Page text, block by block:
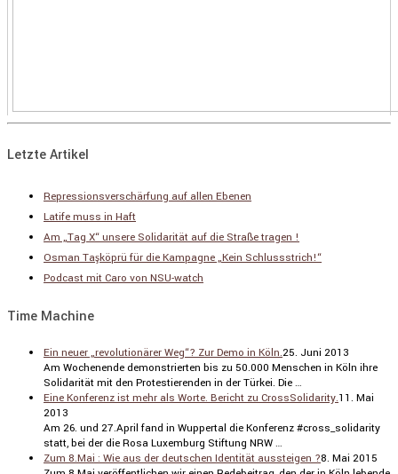
Letzte Artikel
Repressionsverschärfung auf allen Ebenen
Latife muss in Haft
Am „Tag X“ unsere Solidarität auf die Straße tragen !
Osman Taşköprü für die Kampagne „Kein Schlussstrich!“
Podcast mit Caro von NSU-watch
Time Machine
Ein neuer „revolutionärer Weg“? Zur Demo in Köln.25. Juni 2013
Am Wochen­ende demons­trierten bis zu 50.000 Menschen in Köln ihre
Solida­rität mit den Protes­tie­renden in der Türkei. Die …
Eine Konferenz ist mehr als Worte. Bericht zu CrossSolidarity.11. Mai
2013
Am 26. und 27.April fand in Wuppertal die Konferenz #cross_solidarity
statt, bei der die Rosa Luxemburg Stiftung NRW …
Zum 8.Mai : Wie aus der deutschen Identität aussteigen ?8. Mai 2015